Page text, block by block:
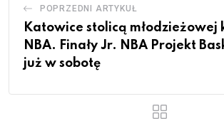
POPRZEDNI ARTYKUŁ
Katowice stolicą młodzieżowej
NBA. Finały Jr. NBA Projekt
już w sobotę